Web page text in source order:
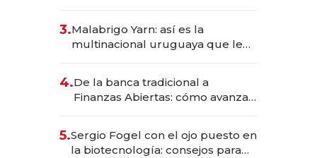
anticipación y prepara apertura
3.Malabrigo Yarn: así es la
multinacional uruguaya que le
4.De la banca tradicional a
Finanzas Abiertas: cómo avanza
5.Sergio Fogel con el ojo puesto en
la biotecnología: consejos para